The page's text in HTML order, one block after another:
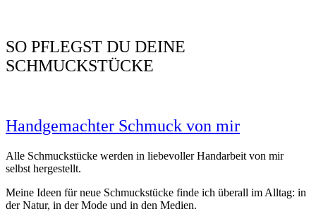
SO PFLEGST DU DEINE
SCHMUCKSTÜCKE
Handgemachter Schmuck von mir
Alle Schmuckstücke werden in liebevoller Handarbeit von mir
selbst hergestellt.
Meine Ideen für neue Schmuckstücke finde ich überall im Alltag: in
der Natur, in der Mode und in den Medien.